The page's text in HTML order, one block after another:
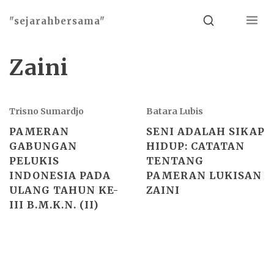
"sejarahbersama" Search Menu
Zaini
Trisno Sumardjo
PAMERAN
GABUNGAN
PELUKIS
INDONESIA PADA
ULANG TAHUN KE-
III B.M.K.N. (II)
Batara Lubis
SENI ADALAH SIKAP
HIDUP: CATATAN
TENTANG
PAMERAN LUKISAN
ZAINI